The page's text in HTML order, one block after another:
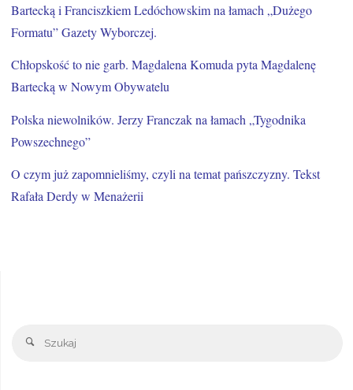
Bartecką i Franciszkiem Ledóchowskim na łamach „Dużego
Formatu” Gazety Wyborczej.
Chłopskość to nie garb. Magdalena Komuda pyta Magdalenę
Bartecką w Nowym Obywatelu
Polska niewolników. Jerzy Franczak na łamach „Tygodnika
Powszechnego”
O czym już zapomnieliśmy, czyli na temat pańszczyzny. Tekst
Rafała Derdy w Menażerii
Szukaj